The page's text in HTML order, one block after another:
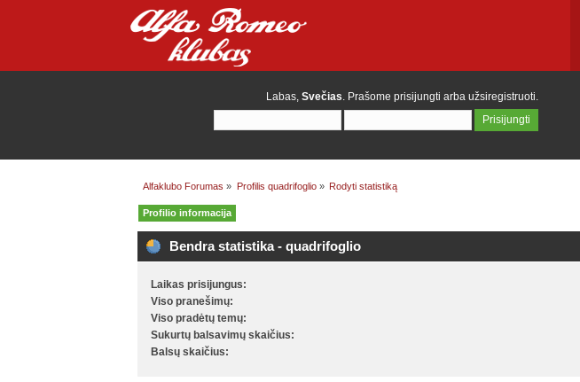
Labas, Svečias. Prašome prisijungti arba užsiregistruoti.
Alfaklubo Forumas » Profilis quadrifoglio» Rodyti statistiką
Profilio informacija
Bendra statistika - quadrifoglio
Laikas prisijungus:
Viso pranešimų:
Viso pradėtų temų:
Sukurtų balsavimų skaičius:
Balsų skaičius: